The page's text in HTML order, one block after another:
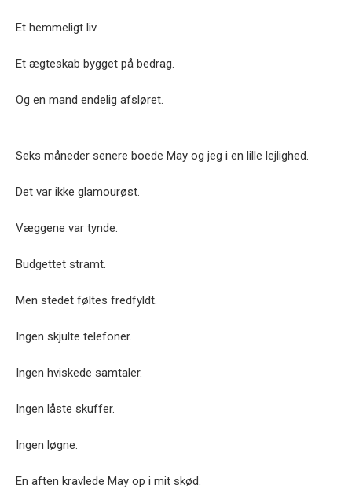
Et hemmeligt liv.
Et ægteskab bygget på bedrag.
Og en mand endelig afsløret.
Seks måneder senere boede May og jeg i en lille lejlighed.
Det var ikke glamourøst.
Væggene var tynde.
Budgettet stramt.
Men stedet føltes fredfyldt.
Ingen skjulte telefoner.
Ingen hviskede samtaler.
Ingen låste skuffer.
Ingen løgne.
En aften kravlede May op i mit skød.